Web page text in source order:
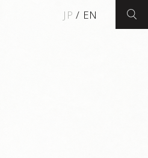
JP / EN